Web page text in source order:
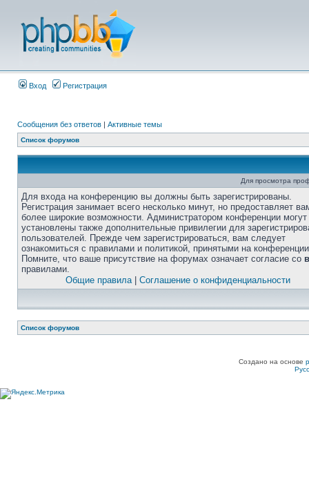
Вход Регистрация
Сообщения без ответов | Активные темы
Список форумов
Для просмотра
Для входа на конференцию вы должны быть зарегистрированы.
Регистрация занимает всего несколько минут, но предоставляет
более широкие возможности. Администратором конференции
установлены также дополнительные привилегии для
пользователей. Прежде чем зарегистрироваться, вам следует
ознакомиться с правилами и политикой, принятыми на
Помните, что ваше присутствие на форумах означает согласие со
правилами.
Общие правила| Соглашение о конфиденциальности
Список форумов
Создано на основе